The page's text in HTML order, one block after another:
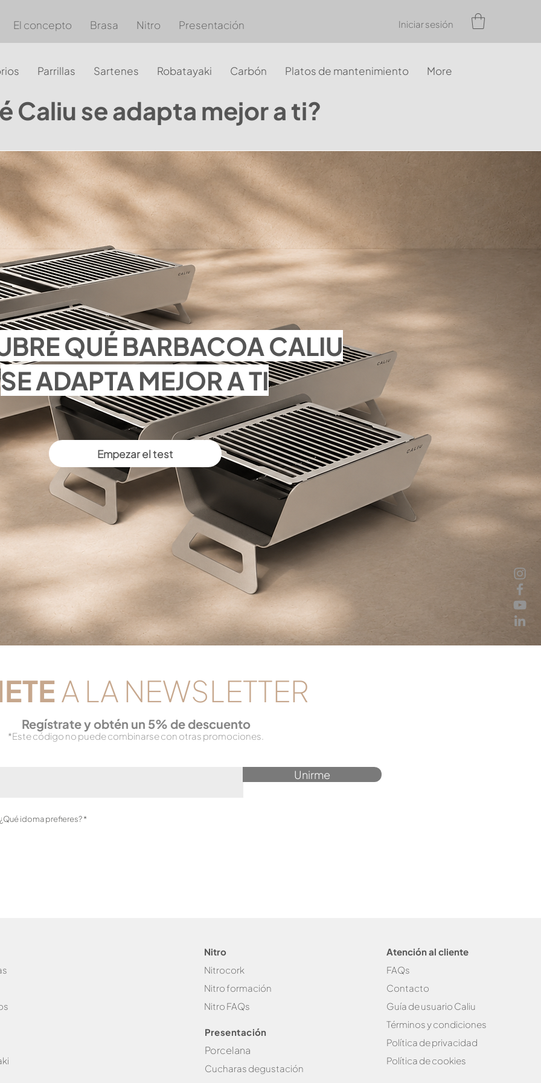
El concepto Brasa Nitro Presentación Iniciar sesión
Parrillas Sartenes Robatayaki Carbón Platos de mantenimiento More
Caliu se adapta mejor a ti?
QUÉ BARBACOA CALIU
SE ADAPTA MEJOR A TI
Empezar el test
A LA NEWSLETTER
Regístrate y obtén un 5% de descuento
*Este código no puede combinarse con otras promociones.
Unirme
idoma prefieres?*
Nitro
Nitrocork
Nitro formación
Nitro FAQs
Presentación
Porcelana
Cucharas degustación
Atención al cliente
FAQs
Contacto
Guía de usuario Caliu
Términos y condiciones
Política de privacidad
Política de cookies